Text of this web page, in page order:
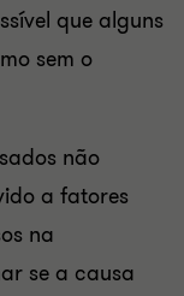
que alguns
sem o
​​não
a fatores
na
se a causa